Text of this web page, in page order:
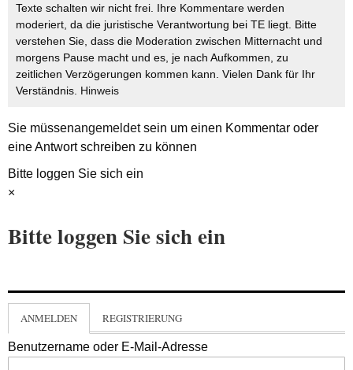
Texte schalten wir nicht frei. Ihre Kommentare werden
moderiert, da die juristische Verantwortung bei TE liegt. Bitte
verstehen Sie, dass die Moderation zwischen Mitternacht und
morgens Pause macht und es, je nach Aufkommen, zu
zeitlichen Verzögerungen kommen kann. Vielen Dank für Ihr
Verständnis. Hinweis
Sie müssenangemeldetsein um einen Kommentar oder
eine Antwort schreiben zu können
Bitte loggen Sie sich ein
×
Bitte loggen Sie sich ein
ANMELDEN REGISTRIERUNG
Benutzername oder E-Mail-Adresse